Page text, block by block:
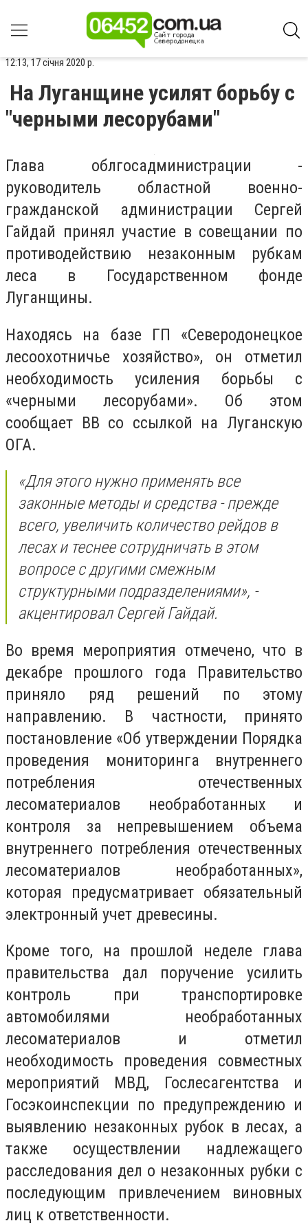
12:13, 17 січня 2020 р.
На Луганщине усилят борьбу с
"черными лесорубами"
Глава облгосадминистрации -
руководитель областной военно-
гражданской администрации Сергей
Гайдай принял участие в совещании по
противодействию незаконным рубкам
леса в Государственном фонде
Луганщины.
Находясь на базе ГП «Северодонецкое
лесоохотничье хозяйство», он отметил
необходимость усиления борьбы с
«черными лесорубами». Об этом
сообщает ВВ со ссылкой на Луганскую
ОГА.
«Для этого нужно применять все
законные методы и средства - прежде
всего, увеличить количество рейдов в
лесах и теснее сотрудничать в этом
вопросе с другими смежным
структурными подразделениями», -
акцентировал Сергей Гайдай.
Во время мероприятия отмечено, что в
декабре прошлого года Правительство
приняло ряд решений по этому
направлению. В частности, принято
постановление «Об утверждении Порядка
проведения мониторинга внутреннего
потребления отечественных
лесоматериалов необработанных и
контроля за непревышением объема
внутреннего потребления отечественных
лесоматериалов необработанных»,
которая предусматривает обязательный
электронный учет древесины.
Кроме того, на прошлой неделе глава
правительства дал поручение усилить
контроль при транспортировке
автомобилями необработанных
лесоматериалов и отметил
необходимость проведения совместных
мероприятий МВД, Гослесагентства и
Госэкоинспекции по предупреждению и
выявлению незаконных рубок в лесах, а
также осуществлении надлежащего
расследования дел о незаконных рубки с
последующим привлечением виновных
лиц к ответственности.